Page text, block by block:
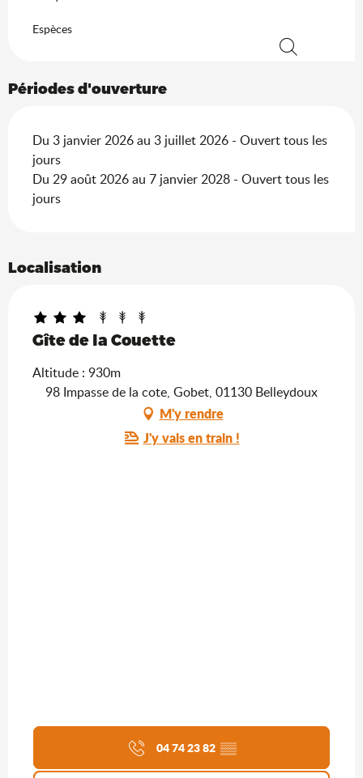
Espèces
Périodes d'ouverture
Du 3 janvier 2026 au 3 juillet 2026 - Ouvert tous les
jours
Du 29 août 2026 au 7 janvier 2028 - Ouvert tous les
jours
Localisation
Gîte de la Couette
Altitude : 930m
98 Impasse de la cote, Gobet, 01130 Belleydoux
M'y rendre
J'y vais en train !
04 74 23 82 ▒▒